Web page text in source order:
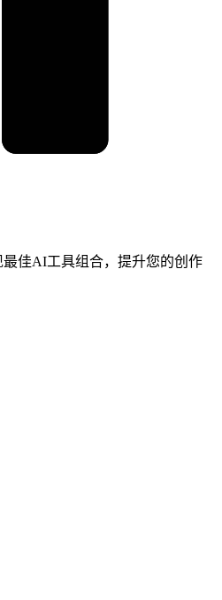
佳AI工具组合，提升您的创作